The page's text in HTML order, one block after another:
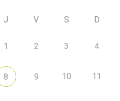
J V S D
1 2 3 4
8 9 10 11